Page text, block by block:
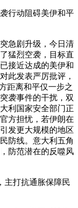
行动阻碍美伊和平
急剧升级，今日清
猛烈空袭，目标直
接近达成的美伊和
此发表严厉批评，
距离和平仅一步之
袭事件的干扰，双
利国家安全部门正
方担忧，若伊朗在
发更大规模的地区
防线。意大利五角
防范潜在的反噬风
主打抗通胀保障民